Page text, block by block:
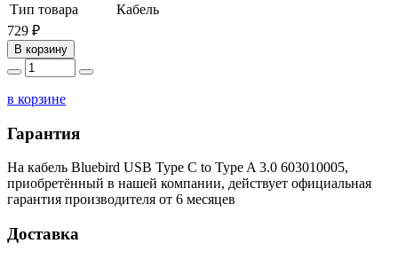
Тип товара
Кабель
729 ₽
В корзину
в корзине
Гарантия
На кабель Bluebird USB Type C to Type A 3.0 603010005,
приобретённый в нашей компании, действует официальная
гарантия производителя от 6 месяцев
Доставка